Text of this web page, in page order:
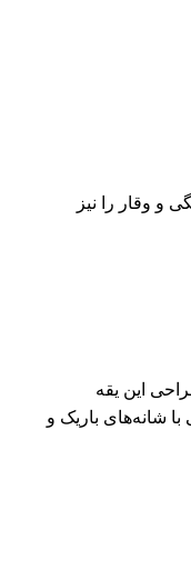
و وقار را نیز
این یقه
شانه‌های باریک و